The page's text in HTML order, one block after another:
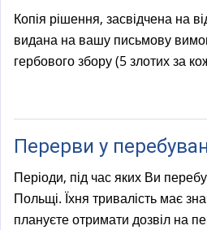
Копія рішення, засвідчена на
видана на вашу письмову
гербового збору (5 злотих за
Перерви у
Періоди, під час яких Ви
Польщі. Їхня тривалість має
плануєте отримати дозвіл на